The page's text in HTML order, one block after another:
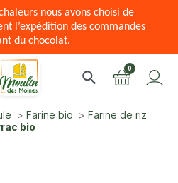
nous avons choisi de
l’expédition des commandes
du chocolat.
search 0
Farine bio
Farine de riz
bio